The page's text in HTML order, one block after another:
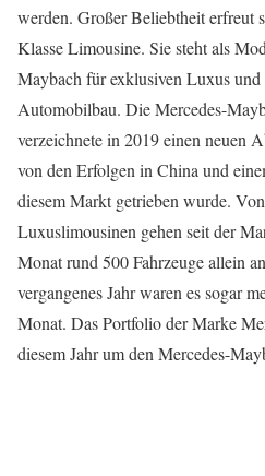
werden. Großer Beliebtheit erfreut
Klasse Limousine. Sie steht als
Maybach für exklusiven Luxus
Automobilbau. Die Mercedes-
verzeichnete in 2019 einen neuen
von den Erfolgen in China und
diesem Markt getrieben wurde.
Luxuslimousinen gehen seit der
Monat rund 500 Fahrzeuge allein
vergangenes Jahr waren es sogar
Monat. Das Portfolio der Marke
diesem Jahr um den Mercedes-